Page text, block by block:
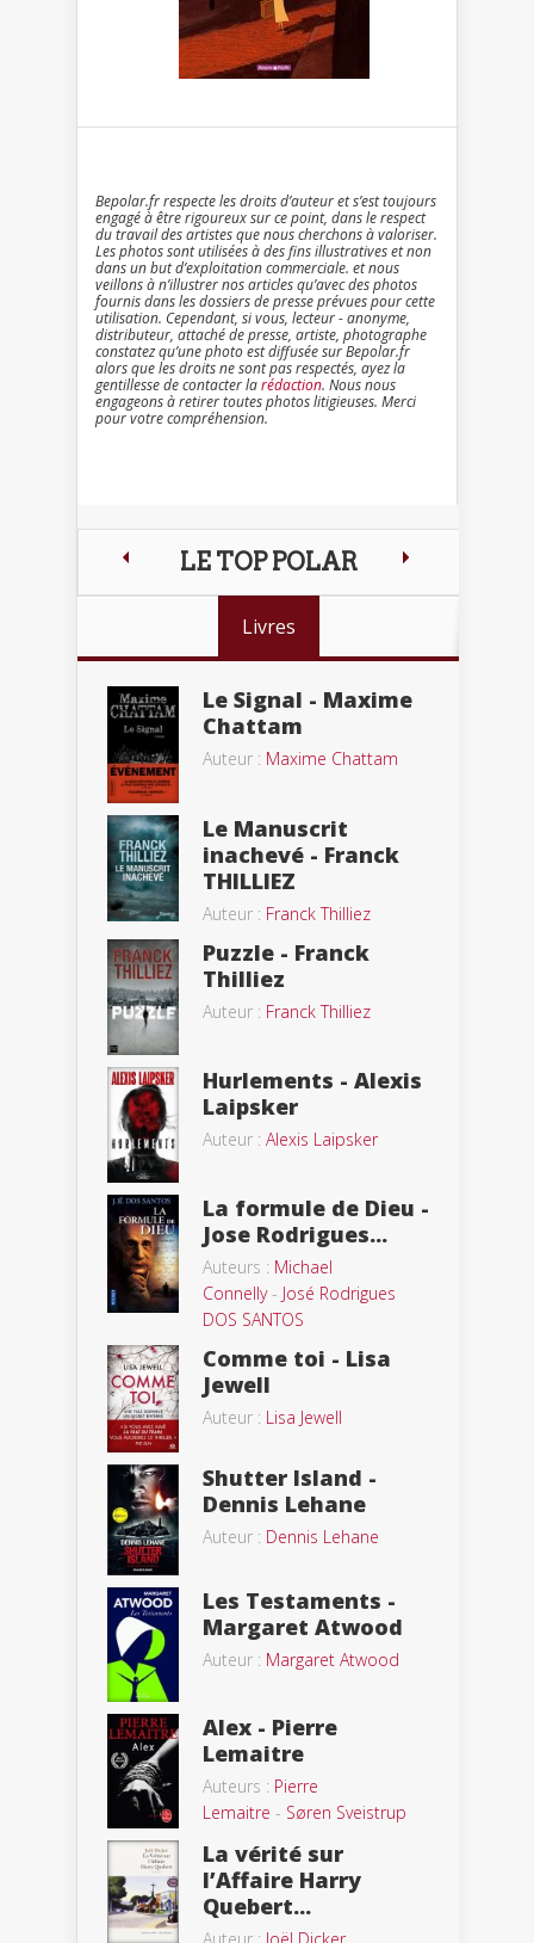
Bepolar.fr respecte les droits d’auteur et s’est toujours
engagé à être rigoureux sur ce point, dans le respect
du travail des artistes que nous cherchons à valoriser.
Les photos sont utilisées à des fins illustratives et non
dans un but d’exploitation commerciale. et nous
veillons à n’illustrer nos articles qu’avec des photos
fournis dans les dossiers de presse prévues pour cette
utilisation. Cependant, si vous, lecteur - anonyme,
distributeur, attaché de presse, artiste, photographe
constatez qu’une photo est diffusée sur Bepolar.fr
alors que les droits ne sont pas respectés, ayez la
gentillesse de contacter larédaction. Nous nous
engageons à retirer toutes photos litigieuses. Merci
pour votre compréhension.
LE TOP POLAR
Livres
Le Signal - Maxime
Chattam
Auteur : Maxime Chattam
Le Manuscrit
inachevé - Franck
THILLIEZ
Auteur : Franck Thilliez
Puzzle - Franck
Thilliez
Auteur : Franck Thilliez
Hurlements - Alexis
Laipsker
Auteur : Alexis Laipsker
La formule de Dieu -
Jose Rodrigues...
Auteurs : Michael
Connelly- José Rodrigues
DOS SANTOS
Comme toi - Lisa
Jewell
Auteur : Lisa Jewell
Shutter Island -
Dennis Lehane
Auteur : Dennis Lehane
Les Testaments -
Margaret Atwood
Auteur : Margaret Atwood
Alex - Pierre
Lemaitre
Auteurs : Pierre
Lemaitre - Søren Sveistrup
La vérité sur
l’Affaire Harry
Quebert...